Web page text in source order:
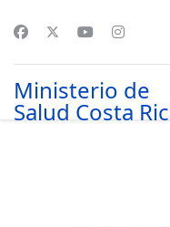
Ministerio de
Salud Costa